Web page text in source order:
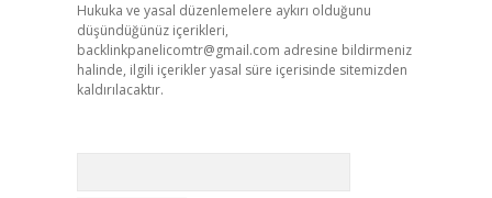
Hukuka ve yasal düzenlemelere aykırı olduğunu
düşündüğünüz içerikleri,
backlinkpanelicomtr@gmail.com adresine bildirmeniz
halinde, ilgili içerikler yasal süre içerisinde sitemizden
kaldırılacaktır.